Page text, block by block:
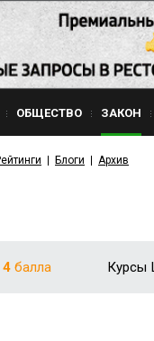
ОБЩЕСТВО ЗАКОН
Блоги Архив
4 балла Курсы